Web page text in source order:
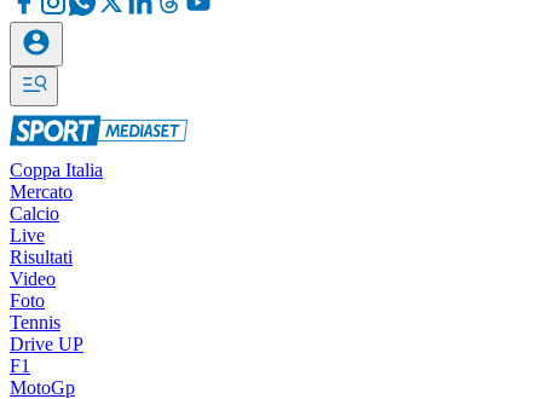
Coppa Italia
Mercato
Calcio
Live
Risultati
Video
Foto
Tennis
Drive UP
F1
MotoGp